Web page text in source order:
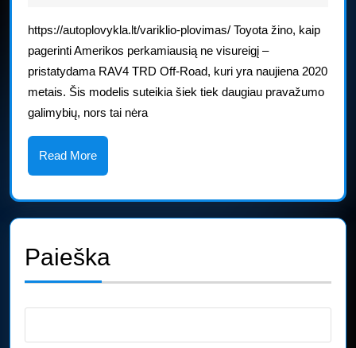
apžvalga
https://autoplovykla.lt/variklio-plovimas/ Toyota žino, kaip
pagerinti Amerikos perkamiausią ne visureigį –
pristatydama RAV4 TRD Off-Road, kuri yra naujiena 2020
metais. Šis modelis suteikia šiek tiek daugiau pravažumo
galimybių, nors tai nėra
Read MoreRead
More
Paieška